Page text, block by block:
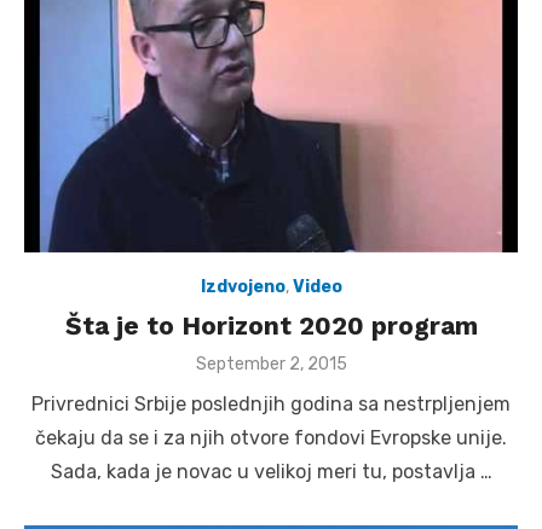
Izdvojeno,Video
Šta je to Horizont 2020 program
Posted
September 2, 2015
Privrednici Srbije poslednjih godina sa nestrpljenjem
čekaju da se i za njih otvore fondovi Evropske unije.
Sada, kada je novac u velikoj meri tu, postavlja …